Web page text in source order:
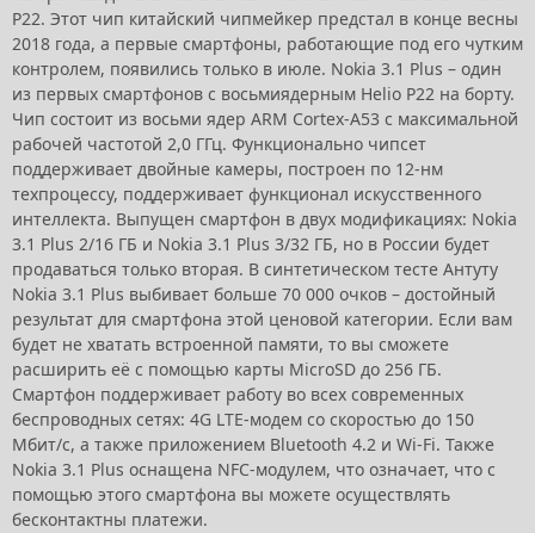
P22. Этот чип китайский чипмейкер предстал в конце весны
2018 года, а первые смартфоны, работающие под его чутким
контролем, появились только в июле. Nokia 3.1 Plus – один
из первых смартфонов с восьмиядерным Helio P22 на борту.
Чип состоит из восьми ядер ARM Cortex-A53 с максимальной
рабочей частотой 2,0 ГГц. Функционально чипсет
поддерживает двойные камеры, построен по 12-нм
техпроцессу, поддерживает функционал искусственного
интеллекта. Выпущен смартфон в двух модификациях: Nokia
3.1 Plus 2/16 ГБ и Nokia 3.1 Plus 3/32 ГБ, но в России будет
продаваться только вторая. В синтетическом тесте Антуту
Nokia 3.1 Plus выбивает больше 70 000 очков – достойный
результат для смартфона этой ценовой категории. Если вам
будет не хватать встроенной памяти, то вы сможете
расширить её с помощью карты MicroSD до 256 ГБ.
Смартфон поддерживает работу во всех современных
беспроводных сетях: 4G LTE-модем со скоростью до 150
Мбит/с, а также приложением Bluetooth 4.2 и Wi-Fi. Также
Nokia 3.1 Plus оснащена NFC-модулем, что означает, что с
помощью этого смартфона вы можете осуществлять
бесконтактны платежи.